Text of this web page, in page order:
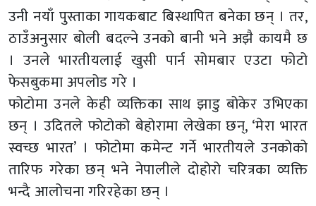
उनी नयाँ पुस्ताका गायकबाट बिस्थापित बनेका छन् । तर,
ठाउँअनुसार बोली बदल्ने उनको बानी भने अझै कायमै छ
। उनले भारतीयलाई खुसी पार्न सोमबार एउटा फोटो
फेसबुकमा अपलोड गरे ।
फोटोमा उनले केही व्यक्तिका साथ झाडु बोकेर उभिएका
छन् । उदितले फोटोको बेहोरामा लेखेका छन्, ‘मेरा भारत
स्वच्छ भारत’ । फोटोमा कमेन्ट गर्ने भारतीयले उनकोको
तारिफ गरेका छन् भने नेपालीले दोहोरो चरित्रका व्यक्ति
भन्दै आलोचना गरिरहेका छन् ।